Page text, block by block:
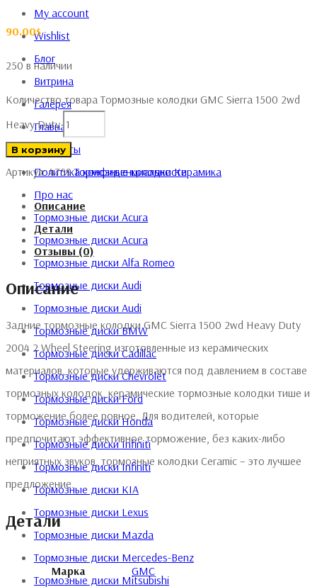
My account
Wishlist
Блог
Витрина
Галерея
Главная
Контакты
Политика конфиденциальности
Про нас
Тормозные диски Acura
Тормозные диски Acura
Тормозные диски Alfa Romeo
Тормозные диски Audi
Тормозные диски Audi
Тормозные диски BMW
Тормозные диски Cadillac
Тормозные диски Chevrolet
Тормозные диски Ford
Тормозные диски Honda
Тормозные диски Infiniti
Тормозные диски Infiniti
Тормозные диски KIA
Тормозные диски Lexus
Тормозные диски Mazda
Тормозные диски Mercedes-Benz
Тормозные диски Mitsubishi
90.00$
250 в наличии
Количество товара Тормозные колодки GMC Sierra 1500 2wd
Heavy Duty
В корзину
Артикул:4759 Тормозные колодки Керамика
Описание
Детали
Отзывы (0)
Описание
Задние тормозные колодки GMC Sierra 1500 2wd Heavy Duty
2004 2 Wheel Steering изготовленные из керамических
материалов, которые удерживаются под давлением в составе
тормозных колодок, керамические тормозные колодки тише и
торможение более ровное. Для водителей, которые
предпочитают эффективное торможение, без каких-либо
неприятных звуков, тормозные колодки Ceramic – это лучшее
предложение.
Детали
Марка GMC